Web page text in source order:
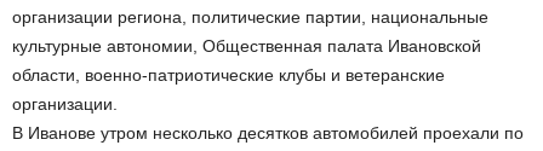
организации региона, политические партии, национальные
культурные автономии, Общественная палата Ивановской
области, военно-патриотические клубы и ветеранские
организации.
В Иванове утром несколько десятков автомобилей проехали по